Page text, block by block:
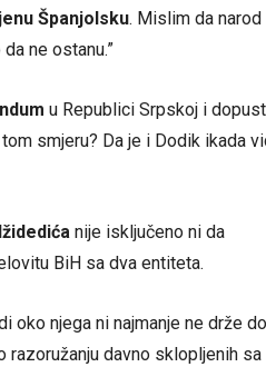
Španjolsku. Mislim da narod
ne ostanu.”
u Republici Srpskoj i
smjeru? Da je i Dodik ikada
nije isključeno ni da
BiH sa dva entiteta.
oko njega ni najmanje ne drže do
davno sklopljenih sa